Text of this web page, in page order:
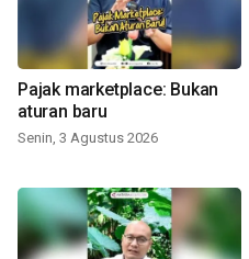
Pajak marketplace: Bukan
aturan baru
Senin, 3 Agustus 2026